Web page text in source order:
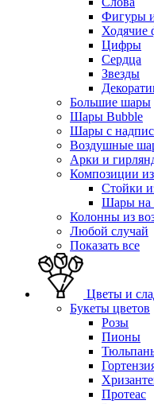
Фигуры
Ходячие
Цифры
Сердца
Звезды
Большие шары
Шары Bubble
Шары с
Воздушные
Арки и
Композиции
Стойки
Шары на
Колонны из
Любой случай
Показать все
Цветы и
Букеты цветов
Розы
Пионы
Протеас